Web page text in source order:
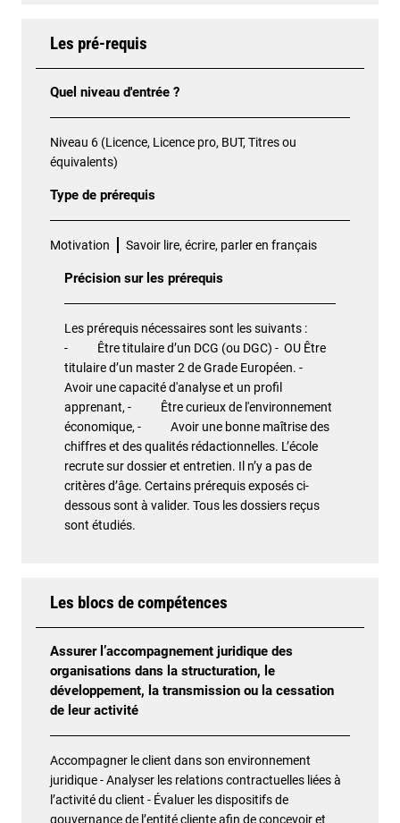
Les pré-requis
Quel niveau d'entrée ?
Niveau 6 (Licence, Licence pro, BUT, Titres ou
équivalents)
Type de prérequis
Motivation Savoir lire, écrire, parler en français
Précision sur les prérequis
Les prérequis nécessaires sont les suivants :
- Être titulaire d’un DCG (ou DGC) - OU Être
titulaire d’un master 2 de Grade Européen. -
Avoir une capacité d'analyse et un profil
apprenant, - Être curieux de l'environnement
économique, - Avoir une bonne maîtrise des
chiffres et des qualités rédactionnelles. L’école
recrute sur dossier et entretien. Il n’y a pas de
critères d’âge. Certains prérequis exposés ci-
dessous sont à valider. Tous les dossiers reçus
sont étudiés.
Les blocs de compétences
Assurer l’accompagnement juridique des
organisations dans la structuration, le
développement, la transmission ou la cessation
de leur activité
Accompagner le client dans son environnement
juridique - Analyser les relations contractuelles liées à
l’activité du client - Évaluer les dispositifs de
gouvernance de l’entité cliente afin de concevoir et